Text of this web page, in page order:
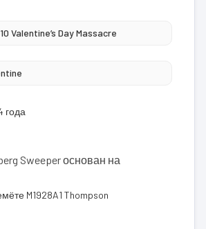
Valentine’s Day Massacre
года
Sweeper основан на
M1928A1 Thompson